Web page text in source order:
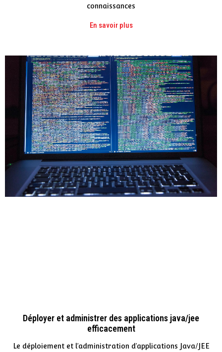
connaissances
En savoir plus
Déployer et administrer des applications java/jee
efficacement
Le déploiement et l’administration d’applications Java/JEE